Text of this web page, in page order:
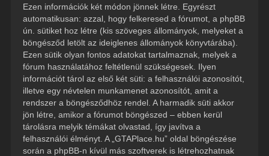
Ezen információk két módon jönnek létre. Egyrészt
automatikusan: azzal, hogy felkeresed a fórumot, a phpBB
ún. sütiket hoz létre (kis szöveges állományok, melyeket a
böngésződ letölt az ideiglenes állományok könyvtárába).
Ezen sütik olyan fontos adatokat tartalmaznak, melyek a
fórum használatához feltétlenül szükségesek. Ilyen
információt tárol az első két süti: a felhasználói azonosítót,
illetve egy névtelen munkamenet azonosítót, amit a
rendszer a böngésződhöz rendel. A harmadik süti akkor
jön létre, amikor a fórumot böngészed – ebben kerül
tárolásra melyik témákat olvastad, így javítva a
felhasználói élményt. A „GTAPlace.hu” oldal böngészése
során a phpBB-n kívül más szoftverek is létrehozhatnak